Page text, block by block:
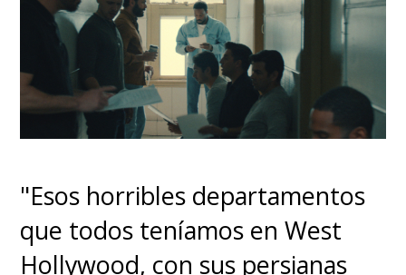
creador de la serie quien explicó
que "hablamos un poco sobre la
programación que lleva dentro
Kirsh; esta idea de que, tal vez,
no solo está programado para
no dañar en absoluto a su jefe,
sino que también se disuade de
estar en desacuerdo con él.Y
"Esos horribles departamentos
que todos teníamos en West
Hollywood, con sus persianas